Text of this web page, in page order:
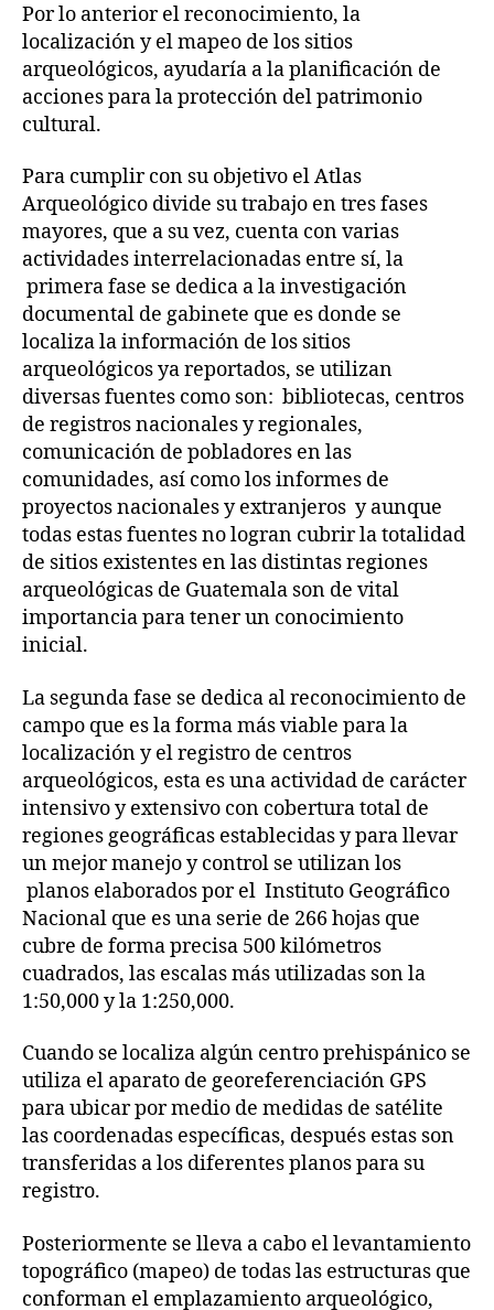
Por lo anterior el reconocimiento, la
localización y el mapeo de los sitios
arqueológicos, ayudaría a la planificación de
acciones para la protección del patrimonio
cultural.
Para cumplir con su objetivo el Atlas
Arqueológico divide su trabajo en tres fases
mayores, que a su vez, cuenta con varias
actividades interrelacionadas entre sí, la
primera fase se dedica a la investigación
documental de gabinete que es donde se
localiza la información de los sitios
arqueológicos ya reportados, se utilizan
diversas fuentes como son: bibliotecas, centros
de registros nacionales y regionales,
comunicación de pobladores en las
comunidades, así como los informes de
proyectos nacionales y extranjeros y aunque
todas estas fuentes no logran cubrir la totalidad
de sitios existentes en las distintas regiones
arqueológicas de Guatemala son de vital
importancia para tener un conocimiento
inicial.
La segunda fase se dedica al reconocimiento de
campo que es la forma más viable para la
localización y el registro de centros
arqueológicos, esta es una actividad de carácter
intensivo y extensivo con cobertura total de
regiones geográficas establecidas y para llevar
un mejor manejo y control se utilizan los
planos elaborados por el Instituto Geográfico
Nacional que es una serie de 266 hojas que
cubre de forma precisa 500 kilómetros
cuadrados, las escalas más utilizadas son la
1:50,000 y la 1:250,000.
Cuando se localiza algún centro prehispánico se
utiliza el aparato de georeferenciación GPS
para ubicar por medio de medidas de satélite
las coordenadas específicas, después estas son
transferidas a los diferentes planos para su
registro.
Posteriormente se lleva a cabo el levantamiento
topográfico (mapeo) de todas las estructuras que
conforman el emplazamiento arqueológico,